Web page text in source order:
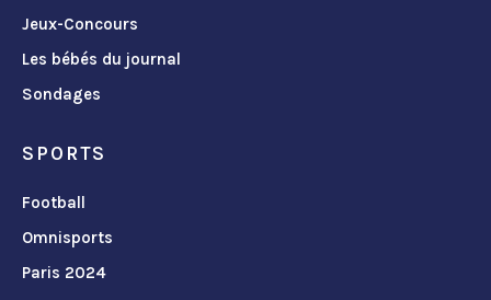
Jeux-Concours
Les bébés du journal
Sondages
SPORTS
Football
Omnisports
Paris 2024